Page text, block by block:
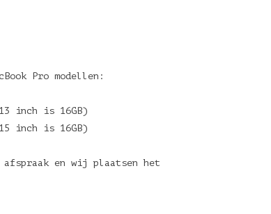
Pro modellen:
13 inch is 16GB)
15 inch is 16GB)
afspraak en wij plaatsen het